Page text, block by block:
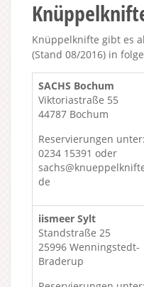
Knüppelknifte gibt es
(Stand 08/2016) in
SACHS Bochum
Viktoriastraße 55
44787 Bochum
Reservierungen unter:
0234 15391 oder
de
iismeer Sylt
Standstraße 25
25996 Wenningstedt-
Braderup